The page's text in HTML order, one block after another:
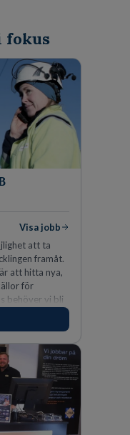
fokus
Visa jobb
att ta
framåt.
att hitta nya,
för
behöver vi bli